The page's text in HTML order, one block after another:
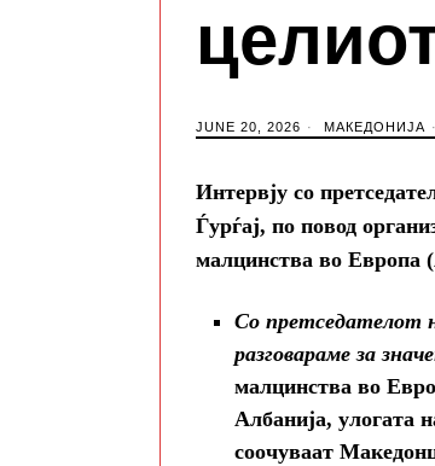
JUNE 20, 2026 МАКЕДОНИЈА
Интервју со
Ѓурѓај, по повод
малцинства во
Со претседателот
разговараме за
малцинства во
Албанија, улогата
соочуваат